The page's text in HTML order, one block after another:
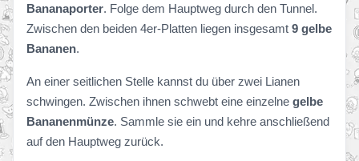
Bananaporter. Folge dem Hauptweg durch den Tunnel.
Zwischen den beiden 4er-Platten liegen insgesamt 9 gelbe
Bananen.
An einer seitlichen Stelle kannst du über zwei Lianen
schwingen. Zwischen ihnen schwebt eine einzelne gelbe
Bananenmünze. Sammle sie ein und kehre anschließend
auf den Hauptweg zurück.